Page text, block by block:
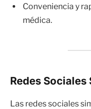
Conveniencia y
médica.
Redes
Las redes sociales